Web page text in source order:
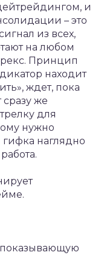
и
– это
из всех,
на любом
Принцип
находит
ждет, пока
сразу же
для
нужно
наглядно